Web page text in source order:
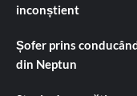
inconștient
Șofer prins
din Neptun